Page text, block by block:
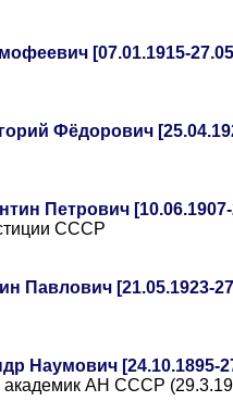
[07.01.1915-
Фёдорович
Петрович
СССР
Павлович [21.05.1923-
Наумович [24.10.1895-
академик АН СССР